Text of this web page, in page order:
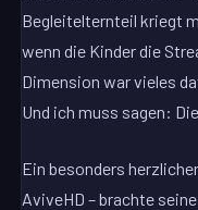
Begleitelternteil kriegt
wenn die Kinder die
Dimension war vieles
Und ich muss sagen:
Ein besonders
AviveHD – brachte